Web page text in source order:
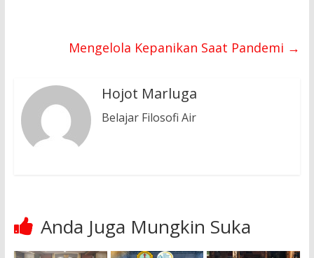
Mengelola Kepanikan Saat Pandemi →
Hojot Marluga
Belajar Filosofi Air
Anda Juga Mungkin Suka